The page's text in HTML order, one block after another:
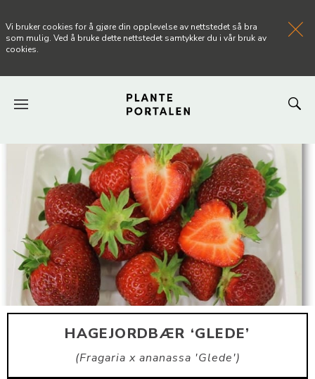
FORSIDEN
NYHETER
ARTIKLER
OM PLANTEPORTALEN
KONTAKT
Vi bruker cookies for å gjøre din opplevelse av nettstedet så bra
som mulig. Ved å bruke dette nettstedet samtykker du i vår bruk av
cookies.
HAGEJORDBÆR ‘GLEDE’
Fragaria x ananassa 'Glede'